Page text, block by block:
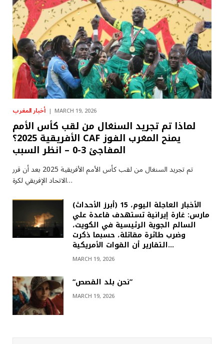
أخبار المغرب MARCH 19, 2026
لماذا تم تجريد السنغال من لقب كأس الأمم
الأفريقية 2025؟ CAF يمنح المغرب الفوز
المفاجئ 3-0 – انظر السبب
تم تجريد السنغال من لقب كأس الأمم الأفريقية 2025 بعد أن قرر
الاتحاد الإفريقي لكرة…
(أبرز الأحداث) الأخبار العاجلة اليوم، 15
مارس: غارة إيرانية تستهدف قاعدة علي
السالم الجوية الرئيسية في الكويت،
وضرب طائرة مقاتلة، حسبما ذكرت
التقارير أن القوات الأمريكية…
MARCH 19, 2026
“نحن بلد القصص”
MARCH 19, 2026